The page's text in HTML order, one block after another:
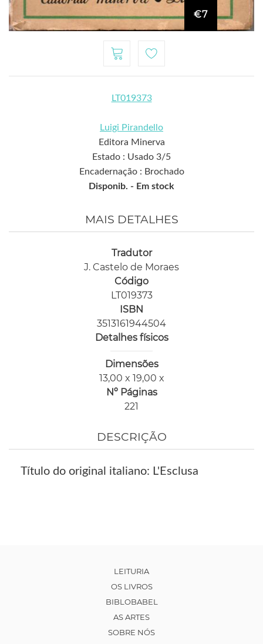
€7
LT019373
Luigi Pirandello
Editora Minerva
Estado : Usado 3/5
Encadernação : Brochado
Disponib. - Em stock
MAIS DETALHES
Tradutor
J. Castelo de Moraes
Código
LT019373
ISBN
3513161944504
Detalhes físicos
Dimensões
13,00 x 19,00 x
Nº Páginas
221
DESCRIÇÃO
Título do original italiano: L'Esclusa
LEITURIA
OS LIVROS
BIBLOBABEL
AS ARTES
SOBRE NÓS